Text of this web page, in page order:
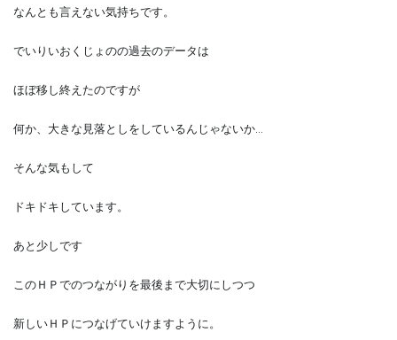
なんとも言えない気持ちです。
でいりいおくじょのの過去のデータは
ほぼ移し終えたのですが
何か、大きな見落としをしているんじゃないか…
そんな気もして
ドキドキしています。
あと少しです
このＨＰでのつながりを最後まで大切にしつつ
新しいＨＰにつなげていけますように。